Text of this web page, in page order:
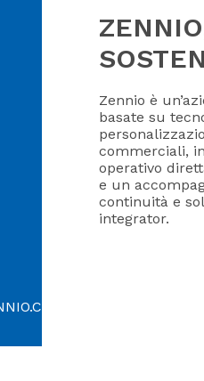
Zennio è
basate su
commerciali,
operativo
e un
continuità e
integrator.